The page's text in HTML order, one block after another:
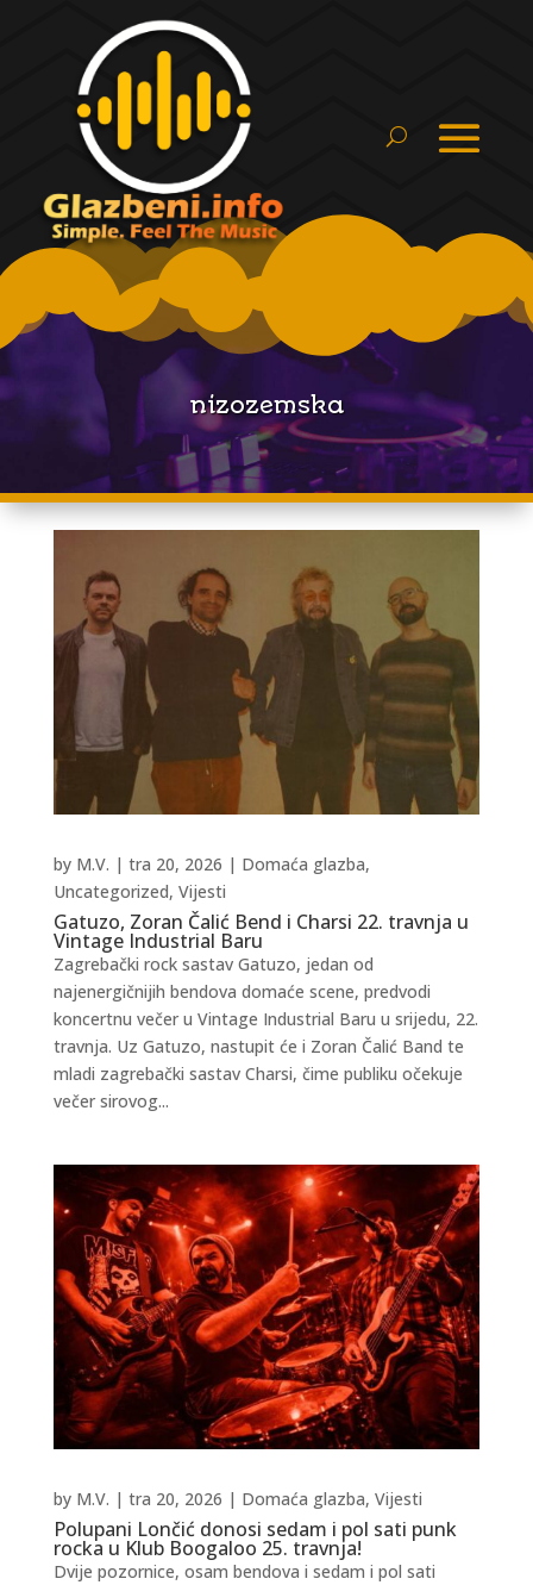
nizozemska
Gatuzo, Zoran Čalić Bend i Charsi 22. travnja u
Vintage Industrial Baru
by M.V. | tra 20, 2026 | Domaća glazba,
Uncategorized, Vijesti
Zagrebački rock sastav Gatuzo, jedan od
najenergičnijih bendova domaće scene, predvodi
koncertnu večer u Vintage Industrial Baru u srijedu, 22.
travnja. Uz Gatuzo, nastupit će i Zoran Čalić Band te
mladi zagrebački sastav Charsi, čime publiku očekuje
večer sirovog...
Polupani Lončić donosi sedam i pol sati punk
rocka u Klub Boogaloo 25. travnja!
by M.V. | tra 20, 2026 | Domaća glazba, Vijesti
Dvije pozornice, osam bendova i sedam i pol sati